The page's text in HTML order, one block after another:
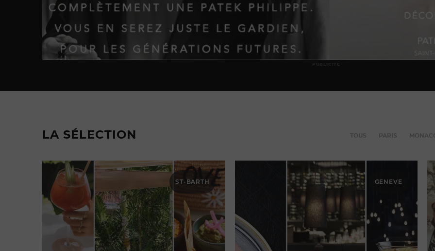
PUBLICITÉ
LA SÉLECTION
ST-BARTH GENEVE